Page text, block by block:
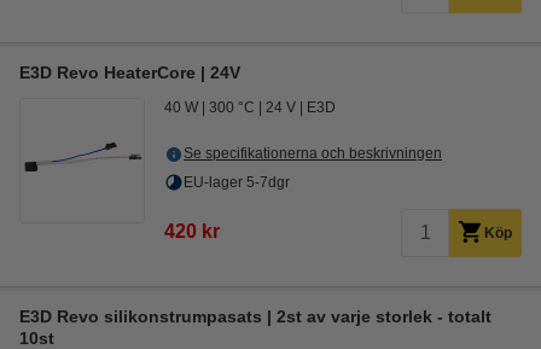
E3D Revo HeaterCore | 24V
40 W 300 °C 24 V E3D
Se specifikationerna och beskrivningen
EU-lager 5-7dgr
420 kr Köp
E3D Revo silikonstrumpasats | 2st av varje storlek - totalt
10st